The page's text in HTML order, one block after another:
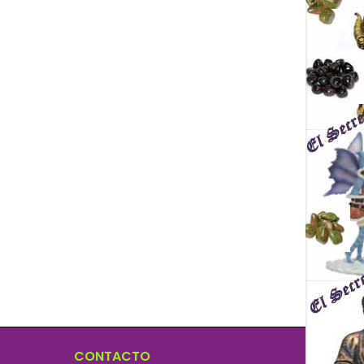
CONTACTO